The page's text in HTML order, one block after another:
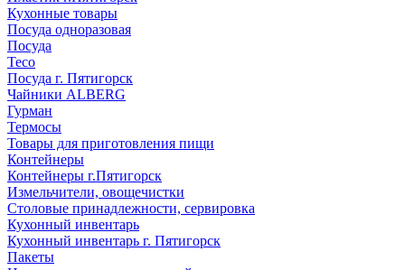
Кухонные товары
Посуда одноразовая
Посуда
Teco
Посуда г. Пятигорск
Чайники ALBERG
Гурман
Термосы
Товары для приготовления пищи
Контейнеры
Контейнеры г.Пятигорск
Измельчители, овощечистки
Столовые принадлежности, сервировка
Кухонный инвентарь
Кухонный инвентарь г. Пятигорск
Пакеты